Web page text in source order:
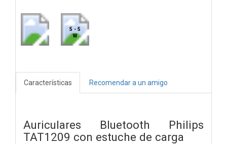
5 - 5
W
Características Recomendar a un amigo
Auriculares Bluetooth Philips
TAT1209 con estuche de carga